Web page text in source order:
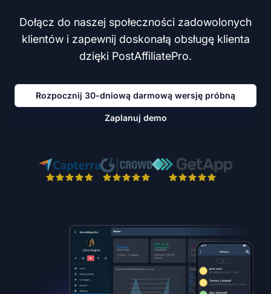
Dołącz do naszej społeczności zadowolonych
klientów i zapewnij doskonałą obsługę klienta
dzięki PostAffiliatePro.
Rozpocznij 30-dniową darmową wersję próbną
Zaplanuj demo